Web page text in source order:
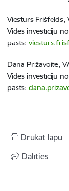
Viesturs Frišfelds,
Vides investīciju
pasts:
Dana Prižavoite,
Vides investīciju
pasts:
Drukāt lapu
Dalīties